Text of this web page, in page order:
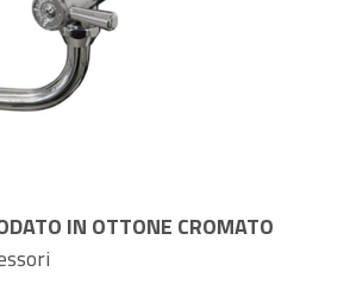
IN OTTONE CROMATO